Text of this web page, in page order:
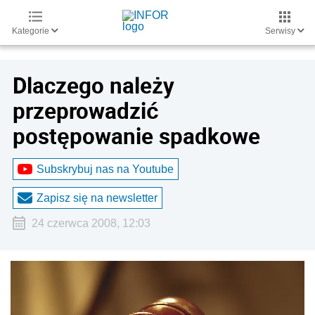
Kategorie Serwisy
Dlaczego należy
przeprowadzić
postępowanie spadkowe
Subskrybuj nas na Youtube
Zapisz się na newsletter
24 czerwca 2008, 12:03